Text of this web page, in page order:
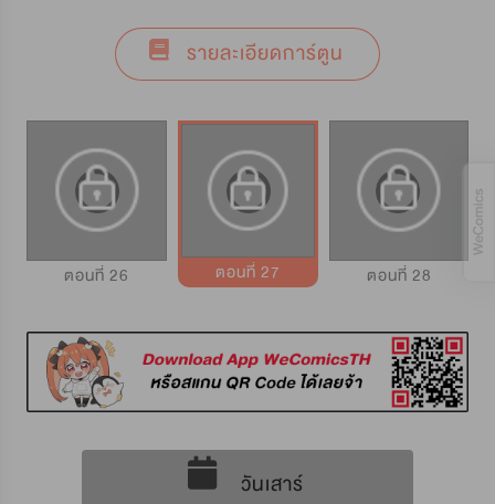
รายละเอียดการ์ตูน
ตอนที่ 26 ตอนที่ 27 ตอนที่ 28
วันเสาร์